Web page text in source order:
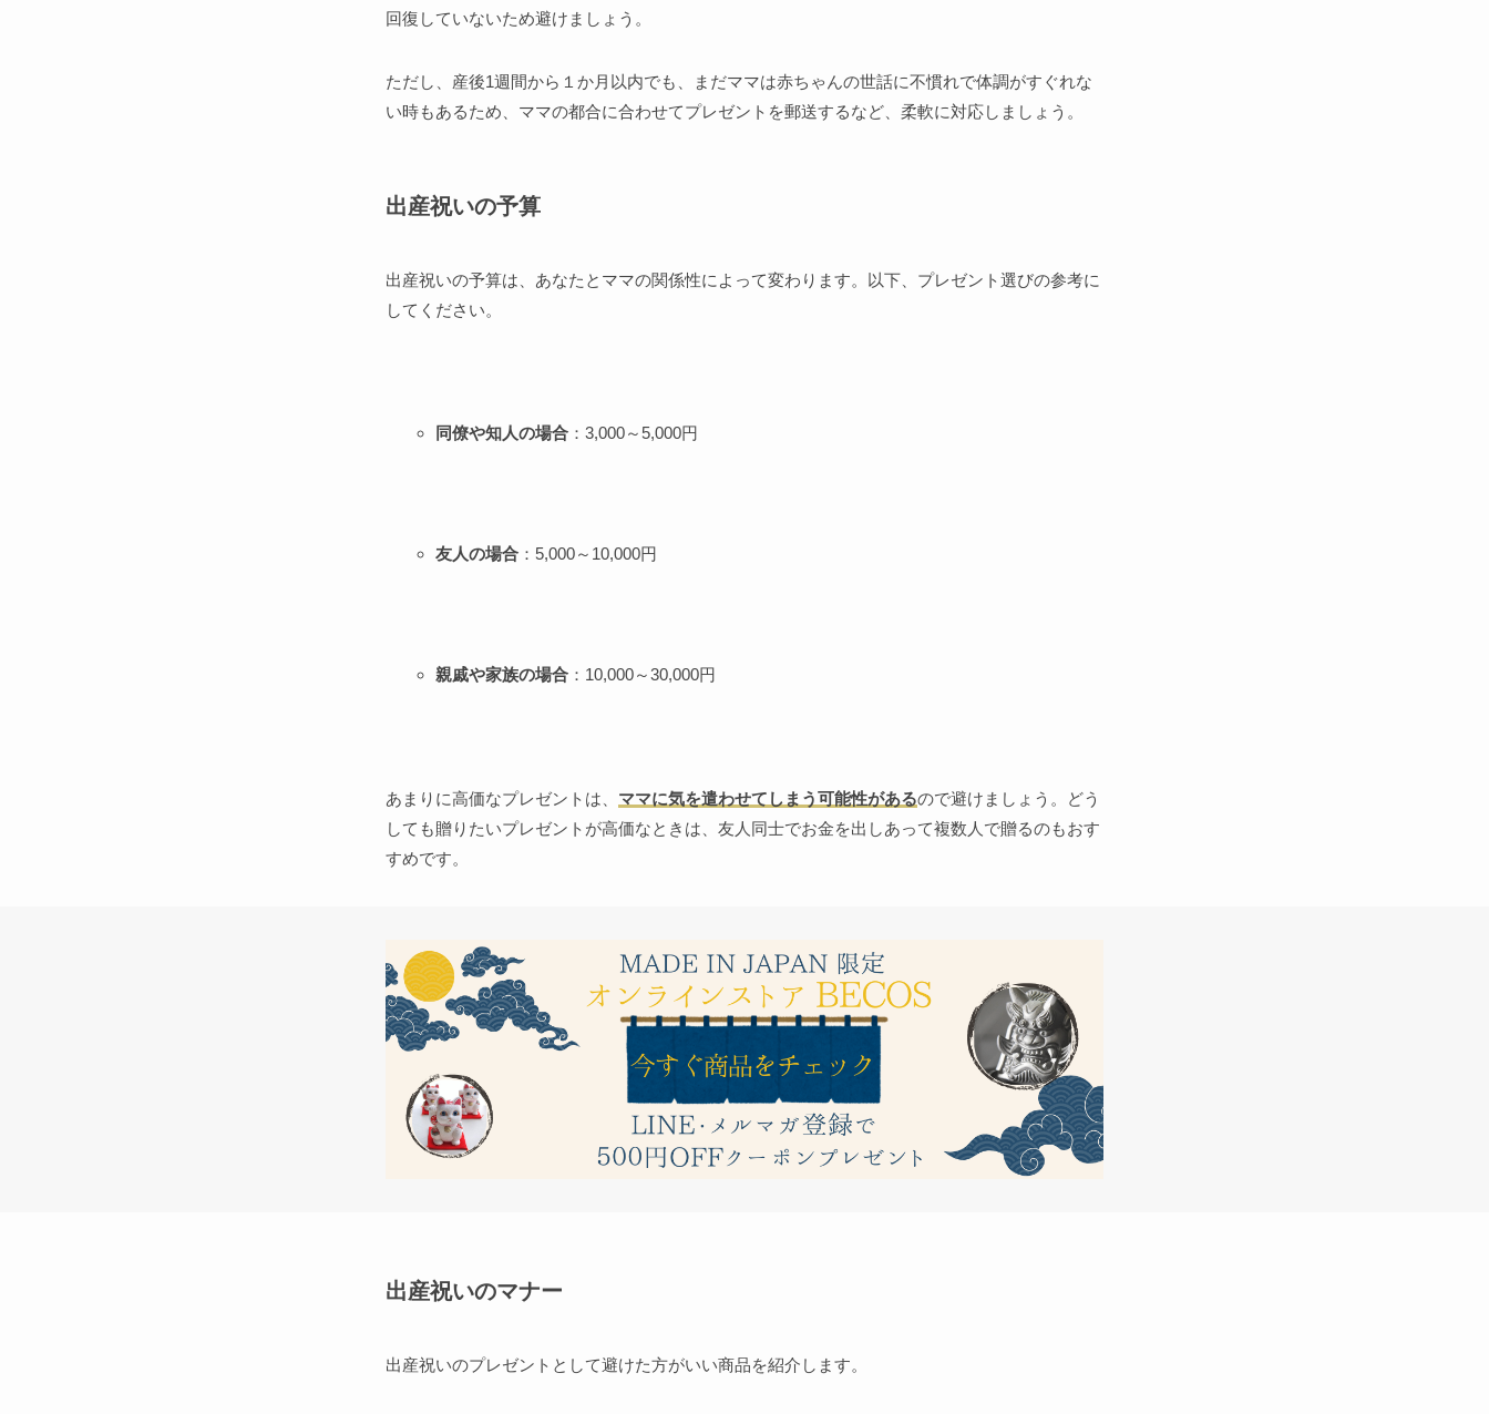
回復していないため避けましょう。
ただし、産後1週間から１か月以内でも、まだママは赤ちゃんの世話に不慣れで体調がすぐれな
い時もあるため、ママの都合に合わせてプレゼントを郵送するなど、柔軟に対応しましょう。
出産祝いの予算
出産祝いの予算は、あなたとママの関係性によって変わります。以下、プレゼント選びの参考に
してください。
同僚や知人の場合 ：3,000～5,000円
友人の場合 ：5,000～10,000円
親戚や家族の場合 ：10,000～30,000円
あまりに高価なプレゼントは、 ママに気を遣わせてしまう可能性があるので避けましょう。どう
しても贈りたいプレゼントが高価なときは、友人同士でお金を出しあって複数人で贈るのもおす
すめです。
出産祝いのマナー
出産祝いのプレゼントとして避けた方がいい商品を紹介します。